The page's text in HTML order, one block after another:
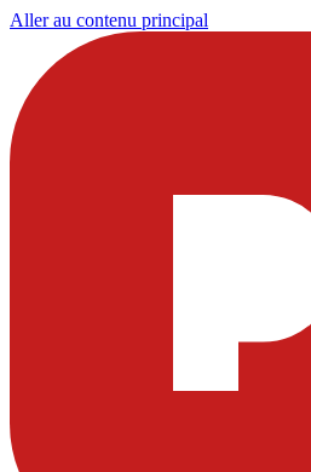
Aller au contenu principal